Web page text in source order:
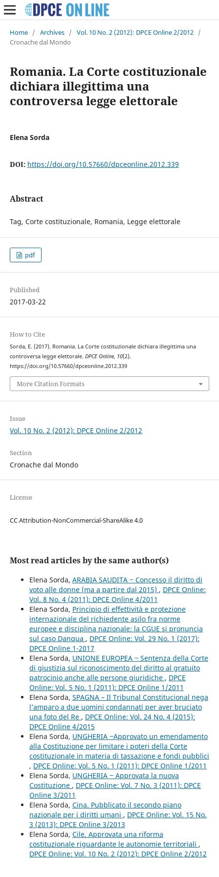
Home / Archives / Vol. 10 No. 2 (2012): DPCE Online 2/2012 /
Cronache dal Mondo
Romania. La Corte costituzionale
dichiara illegittima una
controversa legge elettorale
Elena Sorda
DOI: https://doi.org/10.57660/dpceonline.2012.339
Abstract
Tag, Corte costituzionale, Romania, Legge elettorale
pdf
Published
2017-03-22
How to Cite
Sorda, E. (2017). Romania. La Corte costituzionale dichiara illegittima una
controversa legge elettorale. DPCE Online, 10(2).
https://doi.org/10.57660/dpceonline.2012.339
More Citation Formats
Issue
Vol. 10 No. 2 (2012): DPCE Online 2/2012
Section
Cronache dal Mondo
License
CC Attribution-NonCommercial-ShareAlike 4.0
Most read articles by the same author(s)
Elena Sorda, ARABIA SAUDITA ‒ Concesso il diritto di
voto alle donne (ma a partire dal 2015) , DPCE Online:
Vol. 8 No. 4 (2011): DPCE Online 4/2011
Elena Sorda, Principio di effettività e protezione
internazionale del richiedente asilo fra norme
europee e disciplina nazionale: la CGUE si pronuncia
sul caso Danqua , DPCE Online: Vol. 29 No. 1 (2017):
DPCE Online 1-2017
Elena Sorda, UNIONE EUROPEA ‒ Sentenza della Corte
di giustizia sul riconoscimento del diritto al gratuito
patrocinio anche alle persone giuridiche , DPCE
Online: Vol. 5 No. 1 (2011): DPCE Online 1/2011
Elena Sorda, SPAGNA – Il Tribunal Constitucional nega
l’amparo a due uomini condannati per aver bruciato
una foto del Re , DPCE Online: Vol. 24 No. 4 (2015):
DPCE Online 4/2015
Elena Sorda, UNGHERIA ‒Approvato un emendamento
alla Costituzione per limitare i poteri della Corte
costituzionale in materia di tassazione e fondi pubblici
, DPCE Online: Vol. 5 No. 1 (2011): DPCE Online 1/2011
Elena Sorda, UNGHERIA ‒ Approvata la nuova
Costituzione , DPCE Online: Vol. 7 No. 3 (2011): DPCE
Online 3/2011
Elena Sorda, Cina. Pubblicato il secondo piano
nazionale per i diritti umani , DPCE Online: Vol. 15 No.
3 (2013): DPCE Online 3/2013
Elena Sorda, Cile. Approvata una riforma
costituzionale riguardante le autonomie territoriali ,
DPCE Online: Vol. 10 No. 2 (2012): DPCE Online 2/2012